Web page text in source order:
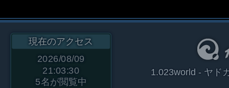
現在のアクセス
2026/08/09
21:03:30
5名が閲覧中
1.023world - ヤド